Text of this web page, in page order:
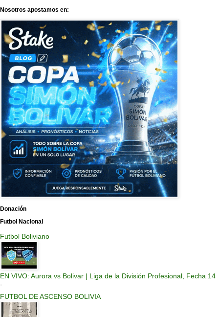
Nosotros apostamos en:
Donación
Futbol Nacional
Futbol Boliviano
EN VIVO: Aurora vs Bolivar | Liga de la División Profesional, Fecha 14
-
FUTBOL DE ASCENSO BOLIVIA